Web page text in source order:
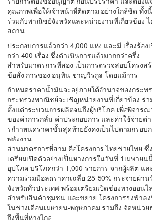
คุณภาพเพื่อให้เจ้าหน้าที่ติดตาม อย่างใกล้ชิด ทั้ง
ร่วมกับพาณิชย์จังหวัดและหน่วยงานที่เกี่ยวข้อง
สถาน
ประกอบการแล้วกว่า 4,000 แห่ง และมี เรื่องร้อ
กว่า 400 เรื่อง ซึ่งดําเนินการแล้วมากกว่าครึ่ง
สําหรับมาตรการที่สอง เป็นการตรวจสอบโครง
ข้อสั่ง การของ อนุทิน ชาญวีรกูล โดยแม้การ
กําหนดราคาน้ำมันจะอยู่ภายใต้อํานาจของกระท
กระทรวงพาณิชย์จะเชิญหน่วยงานที่เกี่ยวข้อง ร่
ตั้งแต่กระบวนการผลิตจนถึงผู้บริโภค เพื่อพิจารณ
ของค่าการกลั่น ค่าประกอบการ และค่าใช้จ่ายต่า
รกําาหนดราคาขั้นสุดท้ายยังคงเป็นไปตามกรอบ
พลังงาน
ส่วนมาตรการที่สาม คือโครงการ ไทยช่วยไทย
เตรียมเปิดตัวอย่างเป็นทางการในวันที่ 1เมษาย
อุปโภค บริโภคกว่า 1,000 รายการ จากผู้ผลิต แ
ความร่วมมือลดราคาเฉลี่ย 25-50% กระจายผ่า
จังหวัดทั่วประเทศ พร้อมเตรียมเปิดช่องทางออนไ
สําหรับสินค้าชุมชน และขยาย โครงการธงฟ้าล
ในช่วงเดือนเมษายน-พฤษภาคม รวมถึง จัดหน่วย
ถึงพื้นที่ห่างไกล